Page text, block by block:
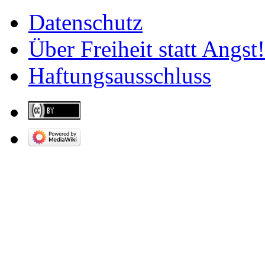
Datenschutz
Über Freiheit statt Angst!
Haftungsausschluss